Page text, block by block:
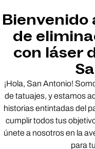
Bienvenido
de
con láser
¡Hola, San Antonio!
de tatuajes, y estamos
historias entintadas del
cumplir todos tus
únete a nosotros en la
para